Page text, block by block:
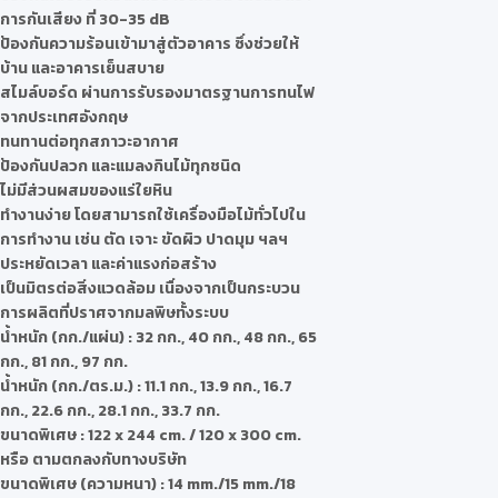
การกันเสียง ที่ 30-35 dB
ป้องกันความร้อนเข้ามาสู่ตัวอาคาร ซึ่งช่วยให้
บ้าน และอาคารเย็นสบาย
สไมล์บอร์ด ผ่านการรับรองมาตรฐานการทนไฟ
จากประเทศอังกฤษ
ทนทานต่อทุกสภาวะอากาศ
ป้องกันปลวก และแมลงกินไม้ทุกชนิด
ไม่มีส่วนผสมของแร่ใยหิน
ทำงานง่าย โดยสามารถใช้เครื่องมือไม้ทั่วไปใน
การทำงาน เช่น ตัด เจาะ ขัดผิว ปาดมุม ฯลฯ
ประหยัดเวลา และค่าแรงก่อสร้าง
เป็นมิตรต่อสิ่งแวดล้อม เนื่องจากเป็นกระบวน
การผลิตที่ปราศจากมลพิษทั้งระบบ
น้ำหนัก (กก./แผ่น) : 32 กก., 40 กก., 48 กก., 65
กก., 81 กก., 97 กก.
น้ำหนัก (กก./ตร.ม.) : 11.1 กก., 13.9 กก., 16.7
กก., 22.6 กก., 28.1 กก., 33.7 กก.
ขนาดพิเศษ : 122 x 244 cm. / 120 x 300 cm.
หรือ ตามตกลงกับทางบริษัท
ขนาดพิเศษ (ความหนา) : 14 mm./15 mm./18